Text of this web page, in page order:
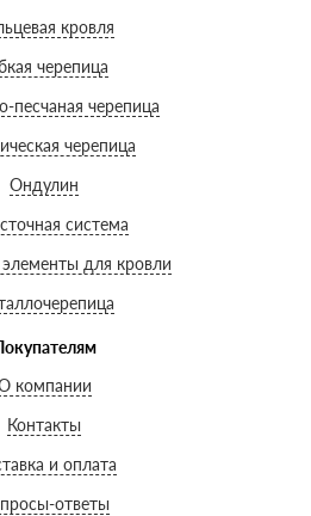
кровля
черепица
песчаная черепица
черепица
Ондулин
система
для кровли
компании
Контакты
и оплата
ответы